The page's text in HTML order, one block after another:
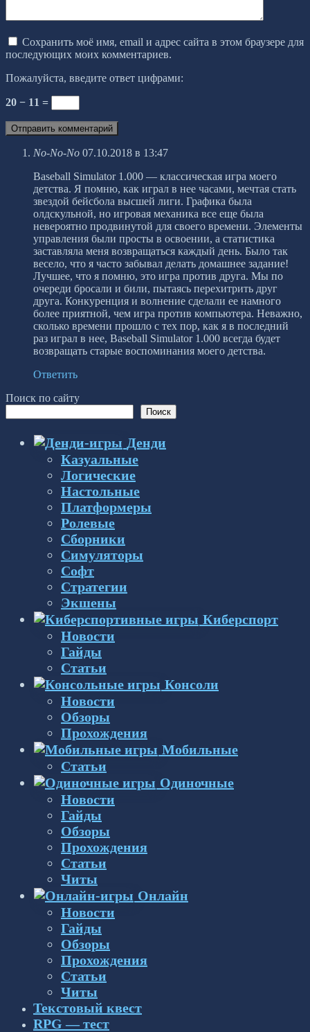
Сохранить моё имя, email и адрес сайта в этом браузере для
последующих моих комментариев.
Пожалуйста, введите ответ цифрами:
20 − 11 =
No-No-No 07.10.2018 в 13:47
Baseball Simulator 1.000 — классическая игра моего
детства. Я помню, как играл в нее часами, мечтая стать
звездой бейсбола высшей лиги. Графика была
олдскульной, но игровая механика все еще была
невероятно продвинутой для своего времени. Элементы
управления были просты в освоении, а статистика
заставляла меня возвращаться каждый день. Было так
весело, что я часто забывал делать домашнее задание!
Лучшее, что я помню, это игра против друга. Мы по
очереди бросали и били, пытаясь перехитрить друг
друга. Конкуренция и волнение сделали ее намного
более приятной, чем игра против компьютера. Неважно,
сколько времени прошло с тех пор, как я в последний
раз играл в нее, Baseball Simulator 1.000 всегда будет
возвращать старые воспоминания моего детства.
Ответить
Поиск по сайту
Поиск
Денди
Казуальные
Логические
Настольные
Платформеры
Ролевые
Сборники
Симуляторы
Софт
Стратегии
Экшены
Киберспорт
Новости
Гайды
Статьи
Консоли
Новости
Обзоры
Прохождения
Мобильные
Статьи
Одиночные
Новости
Гайды
Обзоры
Прохождения
Статьи
Читы
Онлайн
Новости
Гайды
Обзоры
Прохождения
Статьи
Читы
Текстовый квест
RPG — тест